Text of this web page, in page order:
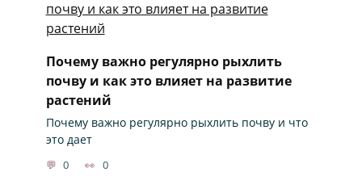
Почему важно регулярно рыхлить
почву и как это влияет на развитие
растений
Почему важно регулярно рыхлить почву и что
это дает
0 0